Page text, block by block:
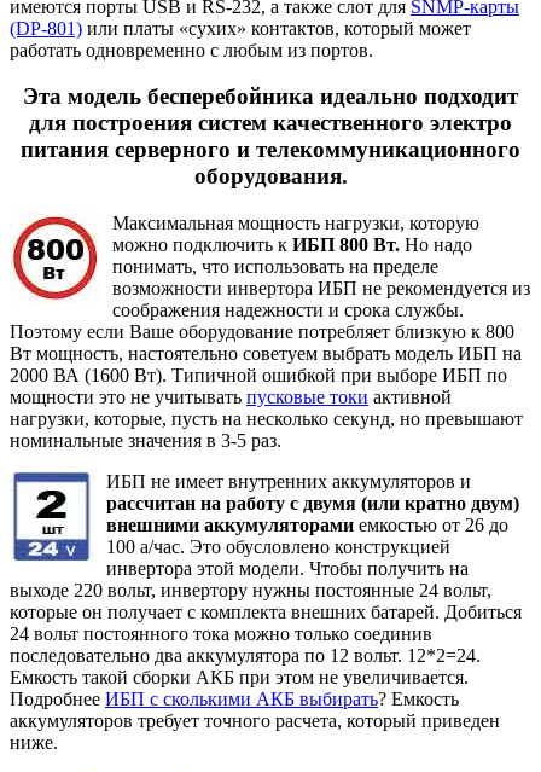
имеются порты USB и RS-232, а также слот для SNMP-карты
(DP-801) или платы «сухих» контактов, который может
работать одновременно с любым из портов.
Эта модель бесперебойника идеально подходит
для построения систем качественного электро
питания серверного и телекоммуникационного
оборудования.
Максимальная мощность нагрузки, которую
можно подключить к ИБП 800 Вт. Но надо
понимать, что использовать на пределе
возможности инвертора ИБП не рекомендуется из
соображения надежности и срока службы.
Поэтому если Ваше оборудование потребляет близкую к 800
Вт мощность, настоятельно советуем выбрать модель ИБП на
2000 ВА (1600 Вт). Типичной ошибкой при выборе ИБП по
мощности это не учитывать пусковые токи активной
нагрузки, которые, пусть на несколько секунд, но превышают
номинальные значения в 3-5 раз.
ИБП не имеет внутренних аккумуляторов и
рассчитан на работу с двумя (или кратно двум)
внешними аккумуляторами емкостью от 26 до
100 а/час. Это обусловлено конструкцией
инвертора этой модели. Чтобы получить на
выходе 220 вольт, инвертору нужны постоянные 24 вольт,
которые он получает с комплекта внешних батарей. Добиться
24 вольт постоянного тока можно только соединив
последовательно два аккумулятора по 12 вольт. 12*2=24.
Емкость такой сборки АКБ при этом не увеличивается.
Подробнее ИБП с сколькими АКБ выбирать? Емкость
аккумуляторов требует точного расчета, который приведен
ниже.